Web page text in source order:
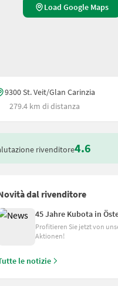
- Komfortpaket -
Load Google Maps
9300 St. Veit/Glan Carinzia
279.4 km di distanza
rivenditore4.6
dal rivenditore
45 Jahre Kubota in
Profitieren Sie jetzt von
Aktionen!
le notizie